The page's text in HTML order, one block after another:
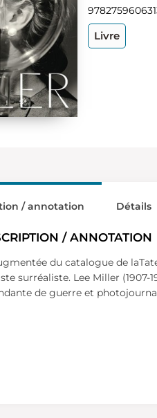
Livre
/ annotation
/ ANNOTATION
du catalogue de
surréaliste. Lee Miller
de guerre et
Détails